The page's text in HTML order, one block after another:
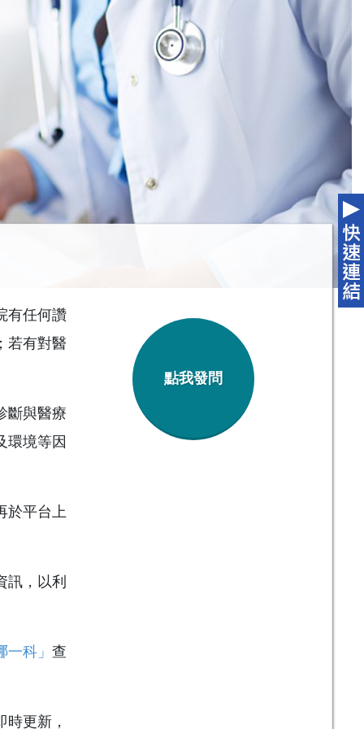
有任何讚
若有對醫
斷與醫療
環境等因
於平台上
，以利
一科」 查
更新，
點我發問